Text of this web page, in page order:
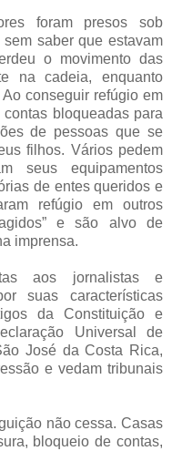
foram presos sob
saber que estavam
o movimento das
na cadeia, enquanto
conseguir refúgio em
bloqueadas para
de pessoas que se
filhos. Vários pedem
seus equipamentos
de entes queridos e
refúgio em outros
e são alvo de
imprensa.
aos jornalistas e
suas características
da Constituição e
Universal de
José da Costa Rica,
e vedam tribunais
não cessa. Casas
bloqueio de contas,